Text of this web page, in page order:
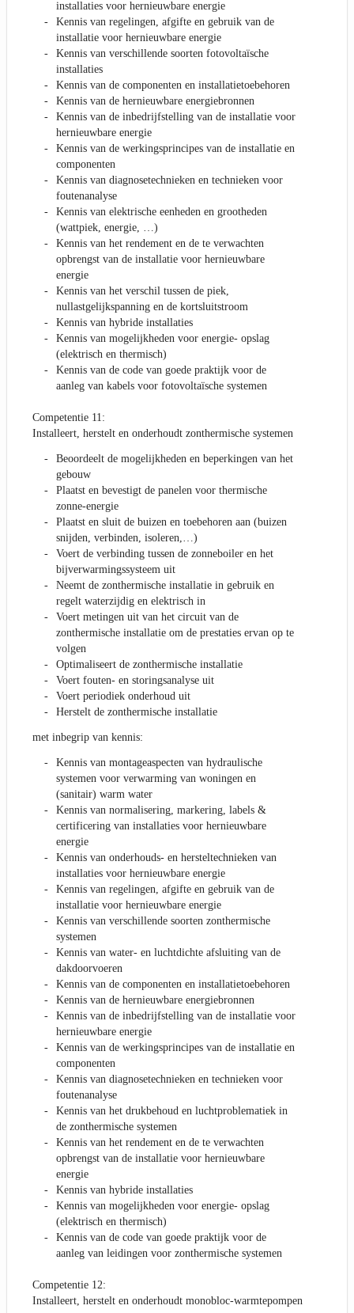
installaties voor hernieuwbare energie
Kennis van regelingen, afgifte en gebruik van de
installatie voor hernieuwbare energie
Kennis van verschillende soorten fotovoltaïsche
installaties
Kennis van de componenten en installatietoebehoren
Kennis van de hernieuwbare energiebronnen
Kennis van de inbedrijfstelling van de installatie voor
hernieuwbare energie
Kennis van de werkingsprincipes van de installatie en
componenten
Kennis van diagnosetechnieken en technieken voor
foutenanalyse
Kennis van elektrische eenheden en grootheden
(wattpiek, energie, …)
Kennis van het rendement en de te verwachten
opbrengst van de installatie voor hernieuwbare
energie
Kennis van het verschil tussen de piek,
nullastgelijkspanning en de kortsluitstroom
Kennis van hybride installaties
Kennis van mogelijkheden voor energie- opslag
(elektrisch en thermisch)
Kennis van de code van goede praktijk voor de
aanleg van kabels voor fotovoltaïsche systemen
Competentie 11:
Installeert, herstelt en onderhoudt zonthermische systemen
Beoordeelt de mogelijkheden en beperkingen van het
gebouw
Plaatst en bevestigt de panelen voor thermische
zonne-energie
Plaatst en sluit de buizen en toebehoren aan (buizen
snijden, verbinden, isoleren,…)
Voert de verbinding tussen de zonneboiler en het
bijverwarmingssysteem uit
Neemt de zonthermische installatie in gebruik en
regelt waterzijdig en elektrisch in
Voert metingen uit van het circuit van de
zonthermische installatie om de prestaties ervan op te
volgen
Optimaliseert de zonthermische installatie
Voert fouten- en storingsanalyse uit
Voert periodiek onderhoud uit
Herstelt de zonthermische installatie
met inbegrip van kennis:
Kennis van montageaspecten van hydraulische
systemen voor verwarming van woningen en
(sanitair) warm water
Kennis van normalisering, markering, labels &
certificering van installaties voor hernieuwbare
energie
Kennis van onderhouds- en hersteltechnieken van
installaties voor hernieuwbare energie
Kennis van regelingen, afgifte en gebruik van de
installatie voor hernieuwbare energie
Kennis van verschillende soorten zonthermische
systemen
Kennis van water- en luchtdichte afsluiting van de
dakdoorvoeren
Kennis van de componenten en installatietoebehoren
Kennis van de hernieuwbare energiebronnen
Kennis van de inbedrijfstelling van de installatie voor
hernieuwbare energie
Kennis van de werkingsprincipes van de installatie en
componenten
Kennis van diagnosetechnieken en technieken voor
foutenanalyse
Kennis van het drukbehoud en luchtproblematiek in
de zonthermische systemen
Kennis van het rendement en de te verwachten
opbrengst van de installatie voor hernieuwbare
energie
Kennis van hybride installaties
Kennis van mogelijkheden voor energie- opslag
(elektrisch en thermisch)
Kennis van de code van goede praktijk voor de
aanleg van leidingen voor zonthermische systemen
Competentie 12:
Installeert, herstelt en onderhoudt monobloc-warmtepompen